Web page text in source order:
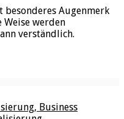
Augenmerk
werden
verständlich.
Business